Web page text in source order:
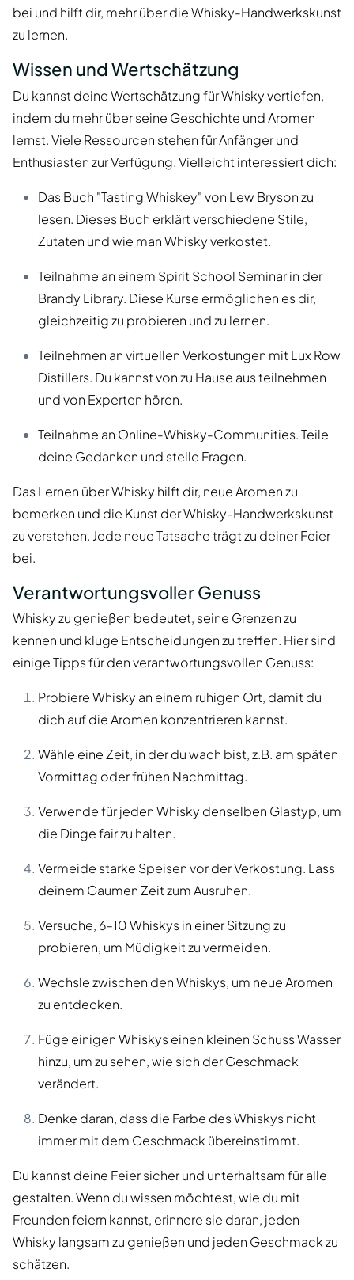
bei und hilft dir, mehr über die Whisky-Handwerkskunst
zu lernen.
Wissen und Wertschätzung
Du kannst deine Wertschätzung für Whisky vertiefen,
indem du mehr über seine Geschichte und Aromen
lernst. Viele Ressourcen stehen für Anfänger und
Enthusiasten zur Verfügung. Vielleicht interessiert dich:
Das Buch "Tasting Whiskey" von Lew Bryson zu
lesen. Dieses Buch erklärt verschiedene Stile,
Zutaten und wie man Whisky verkostet.
Teilnahme an einem Spirit School Seminar in der
Brandy Library. Diese Kurse ermöglichen es dir,
gleichzeitig zu probieren und zu lernen.
Teilnehmen an virtuellen Verkostungen mit Lux Row
Distillers. Du kannst von zu Hause aus teilnehmen
und von Experten hören.
Teilnahme an Online-Whisky-Communities. Teile
deine Gedanken und stelle Fragen.
Das Lernen über Whisky hilft dir, neue Aromen zu
bemerken und die Kunst der Whisky-Handwerkskunst
zu verstehen. Jede neue Tatsache trägt zu deiner Feier
bei.
Verantwortungsvoller Genuss
Whisky zu genießen bedeutet, seine Grenzen zu
kennen und kluge Entscheidungen zu treffen. Hier sind
einige Tipps für den verantwortungsvollen Genuss:
Probiere Whisky an einem ruhigen Ort, damit du
dich auf die Aromen konzentrieren kannst.
Wähle eine Zeit, in der du wach bist, z.B. am späten
Vormittag oder frühen Nachmittag.
Verwende für jeden Whisky denselben Glastyp, um
die Dinge fair zu halten.
Vermeide starke Speisen vor der Verkostung. Lass
deinem Gaumen Zeit zum Ausruhen.
Versuche, 6–10 Whiskys in einer Sitzung zu
probieren, um Müdigkeit zu vermeiden.
Wechsle zwischen den Whiskys, um neue Aromen
zu entdecken.
Füge einigen Whiskys einen kleinen Schuss Wasser
hinzu, um zu sehen, wie sich der Geschmack
verändert.
Denke daran, dass die Farbe des Whiskys nicht
immer mit dem Geschmack übereinstimmt.
Du kannst deine Feier sicher und unterhaltsam für alle
gestalten. Wenn du wissen möchtest, wie du mit
Freunden feiern kannst, erinnere sie daran, jeden
Whisky langsam zu genießen und jeden Geschmack zu
schätzen.